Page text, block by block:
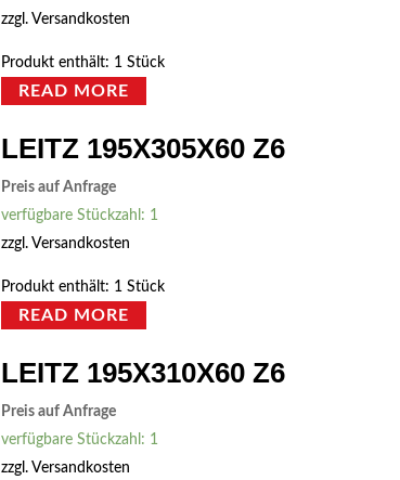
zzgl.Versandkosten
Produkt enthält: 1Stück
READ MORE
LEITZ 195X305X60 Z6
Preis auf Anfrage
verfügbare Stückzahl: 1
zzgl.Versandkosten
Produkt enthält: 1Stück
READ MORE
LEITZ 195X310X60 Z6
Preis auf Anfrage
verfügbare Stückzahl: 1
zzgl.Versandkosten